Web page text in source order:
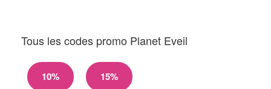
Tous les codes promo Planet Eveil
10% 15%